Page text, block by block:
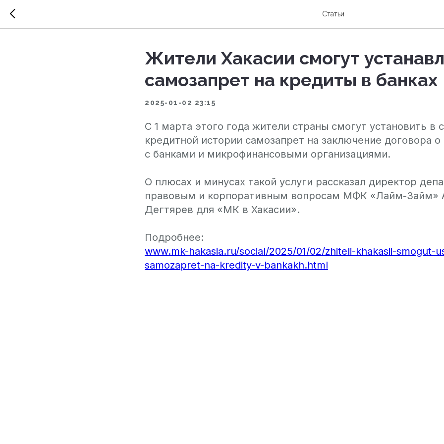
Статьи
Жители Хакасии смогут
самозапрет на кредиты в банках
2025-01-02 23:15
С 1 марта этого года жители страны смогут установить в
кредитной истории самозапрет на заключение договора
с банками и микрофинансовыми организациями.
О плюсах и минусах такой услуги рассказал директор
правовым и корпоративным вопросам МФК «Лайм-Займ»
Дегтярев для «МК в Хакасии».
Подробнее:
www.mk-hakasia.ru/social/2025/01/02/zhiteli-khakasii-smogut-
samozapret-na-kredity-v-bankakh.html